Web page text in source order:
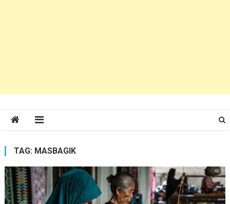
TAG: MASBAGIK